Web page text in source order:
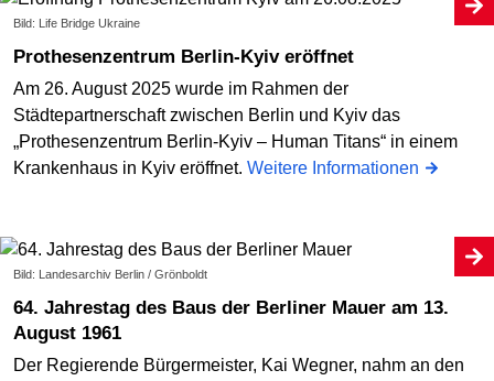
Bild: Life Bridge Ukraine
Prothesenzentrum Berlin-Kyiv eröffnet
Am 26. August 2025 wurde im Rahmen der
Städtepartnerschaft zwischen Berlin und Kyiv das
„Prothesenzentrum Berlin-Kyiv – Human Titans“ in einem
Krankenhaus in Kyiv eröffnet. Weitere Informationen
Bild: Landesarchiv Berlin / Grönboldt
64. Jahrestag des Baus der Berliner Mauer am 13.
August 1961
Der Regierende Bürgermeister, Kai Wegner, nahm an den